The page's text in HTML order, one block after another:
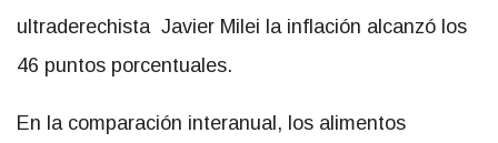
ultraderechista Javier Milei la inflación alcanzó los
46 puntos porcentuales.
En la comparación interanual, los alimentos